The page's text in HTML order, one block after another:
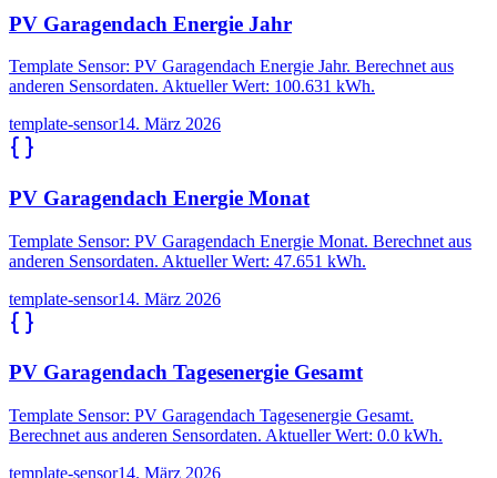
PV Garagendach Energie Jahr
Template Sensor: PV Garagendach Energie Jahr. Berechnet aus
anderen Sensordaten. Aktueller Wert: 100.631 kWh.
template-sensor14. März 2026
PV Garagendach Energie Monat
Template Sensor: PV Garagendach Energie Monat. Berechnet aus
anderen Sensordaten. Aktueller Wert: 47.651 kWh.
template-sensor14. März 2026
PV Garagendach Tagesenergie Gesamt
Template Sensor: PV Garagendach Tagesenergie Gesamt.
Berechnet aus anderen Sensordaten. Aktueller Wert: 0.0 kWh.
template-sensor14. März 2026